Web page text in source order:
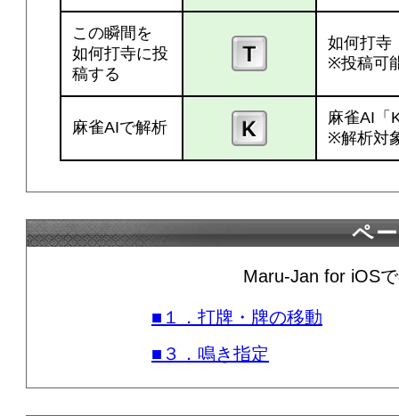
この瞬間を
如何打寺に投
稿する
如何打寺
※投稿可
麻雀AIで解析
麻雀AI「
※解析対
ペ
Maru-Jan for iOS
■１．打牌・牌の移動
■３．鳴き指定